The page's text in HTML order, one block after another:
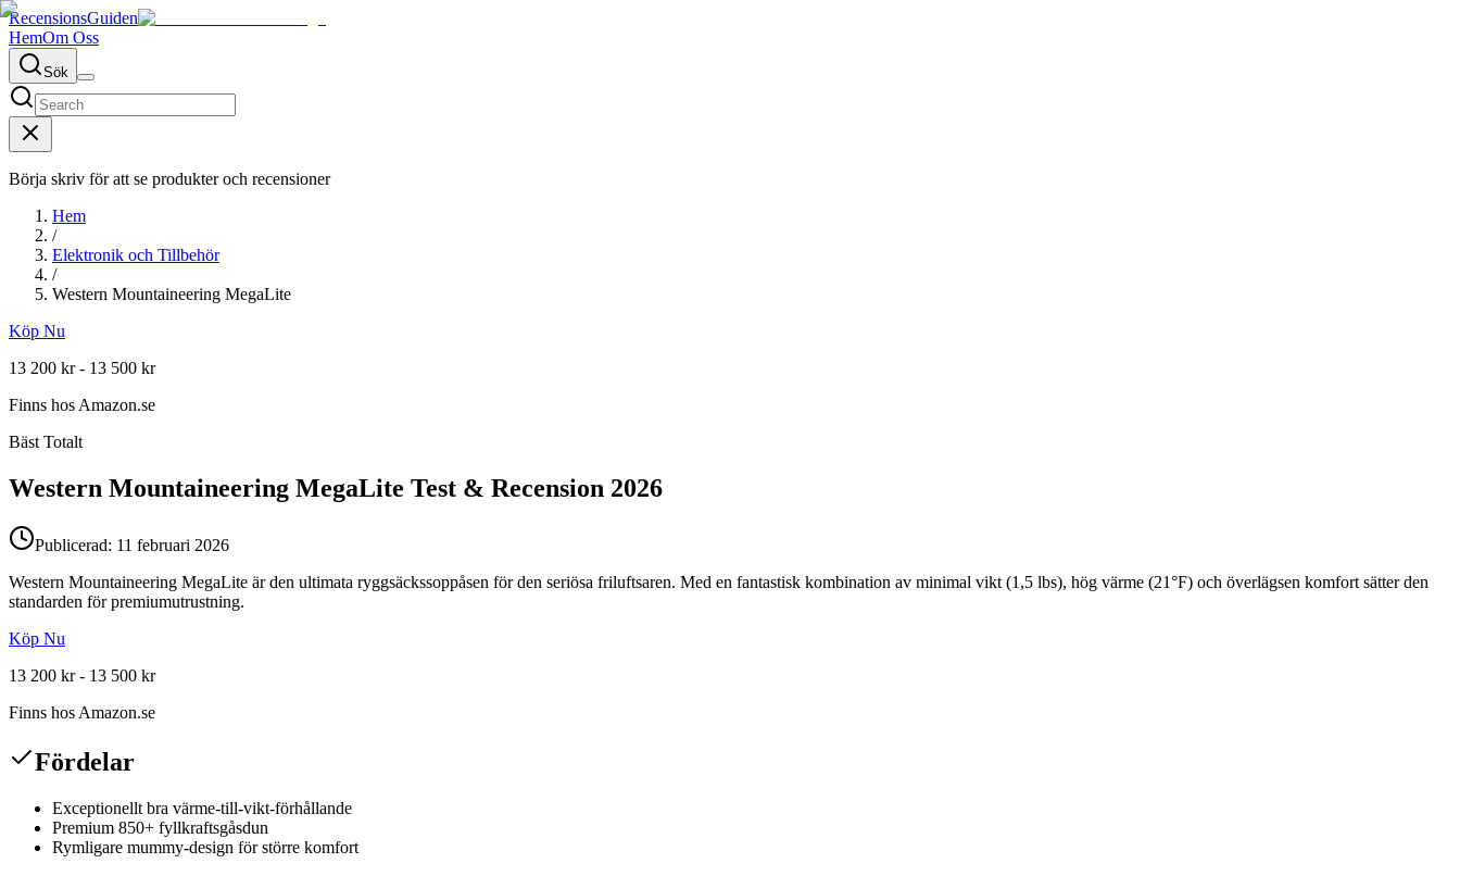
RecensionsGuiden
HemOm Oss
Sök
Börja skriv för att se produkter och recensioner
Hem
/
Elektronik och Tillbehör
/
Western Mountaineering MegaLite
Köp Nu
13 200 kr - 13 500 kr
Finns hos Amazon.se
Bäst Totalt
Western Mountaineering MegaLite Test & Recension 2026
Publicerad: 11 februari 2026
Western Mountaineering MegaLite är den ultimata ryggsäckssoppåsen för den seriösa friluftsaren. Med en fantastisk kombination av minimal vikt (1,5 lbs), hög värme (21°F) och överlägsen komfort sätter den
standarden för premiumutrustning.
Köp Nu
13 200 kr - 13 500 kr
Finns hos Amazon.se
Fördelar
Exceptionellt bra värme-till-vikt-förhållande
Premium 850+ fyllkraftsgåsdun
Rymligare mummy-design för större komfort